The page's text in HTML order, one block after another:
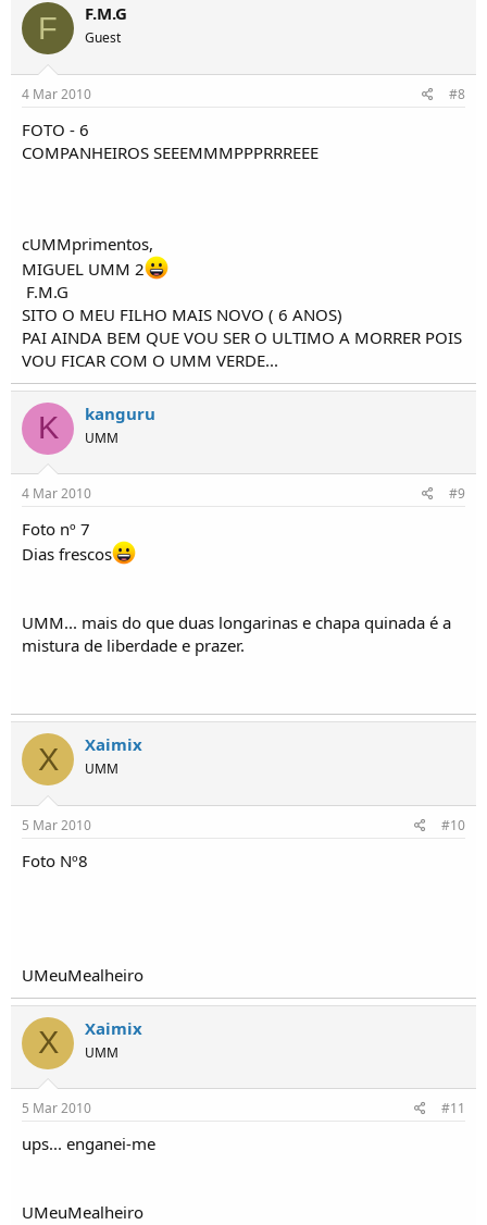
F F.M.G
Guest
4 Mar 2010 #8
FOTO - 6
COMPANHEIROS SEEEMMMPPPRRREEE
cUMMprimentos,
MIGUEL UMM 2
F.M.G
SITO O MEU FILHO MAIS NOVO ( 6 ANOS)
PAI AINDA BEM QUE VOU SER O ULTIMO A MORRER POIS
VOU FICAR COM O UMM VERDE...
K kanguru
UMM
4 Mar 2010 #9
Foto nº 7
Dias frescos
UMM... mais do que duas longarinas e chapa quinada é a
mistura de liberdade e prazer.
X Xaimix
UMM
5 Mar 2010 #10
Foto Nº8
UMeuMealheiro
X Xaimix
UMM
5 Mar 2010 #11
ups... enganei-me
UMeuMealheiro